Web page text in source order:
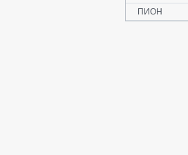
ПИОН